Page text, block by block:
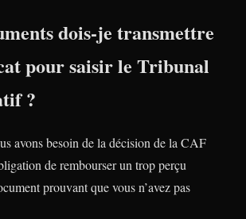
dois-je transmettre
pour saisir le Tribunal
?
avons besoin de la décision de la CAF
de rembourser un trop perçu
prouvant que vous n’avez pas